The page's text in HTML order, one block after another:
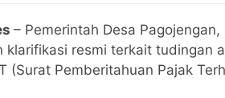
– Pemerintah Desa
klarifikasi resmi terkait tudingan
(Surat Pemberitahuan Pajak